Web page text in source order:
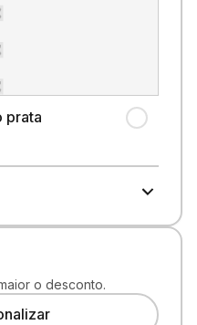
prata
o desconto.